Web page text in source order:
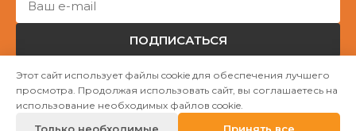
ПОДПИСАТЬСЯ
Авторские права © НГО „Убежище "Надёжный дом""
Этот сайт использует файлы cookie для обеспечения лучшего
просмотра. Продолжая использовать сайт, вы соглашаетесь на
использование необходимых файлов cookie.